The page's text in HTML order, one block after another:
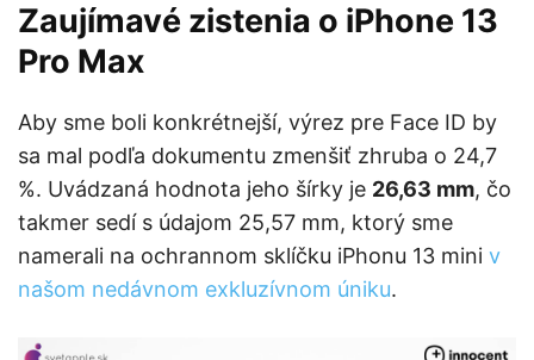
Zaujímavé zistenia o iPhone 13
Pro Max
Aby sme boli konkrétnejší, výrez pre Face ID by
sa mal podľa dokumentu zmenšiť zhruba o 24,7
%. Uvádzaná hodnota jeho šírky je 26,63 mm, čo
takmer sedí s údajom 25,57 mm, ktorý sme
namerali na ochrannom sklíčku iPhonu 13 mini v
našom nedávnom exkluzívnom úniku.